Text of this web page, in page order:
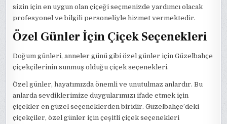
sizin için en uygun olan çiçeği seçmenizde yardımcı olacak
profesyonel ve bilgili personeliyle hizmet vermektedir.
Özel Günler İçin Çiçek Seçenekleri
Doğum günleri, anneler günü gibi özel günler için Güzelbahçe
çiçekçilerinin sunmuş olduğu çiçek seçenekleri.
Özel günler, hayatımızda önemli ve unutulmaz anlardır. Bu
anlarda sevdiklerimize duygularımızı ifade etmek için
çiçekler en güzel seçeneklerden biridir. Güzelbahçe’deki
çiçekçiler, özel günler için çeşitli çiçek seçenekleri